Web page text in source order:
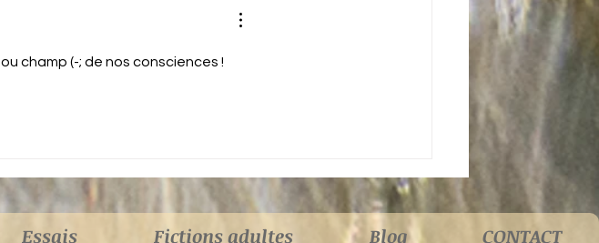
champ (-; de nos consciences !
Essais Fictions adultes Blog CONTACT